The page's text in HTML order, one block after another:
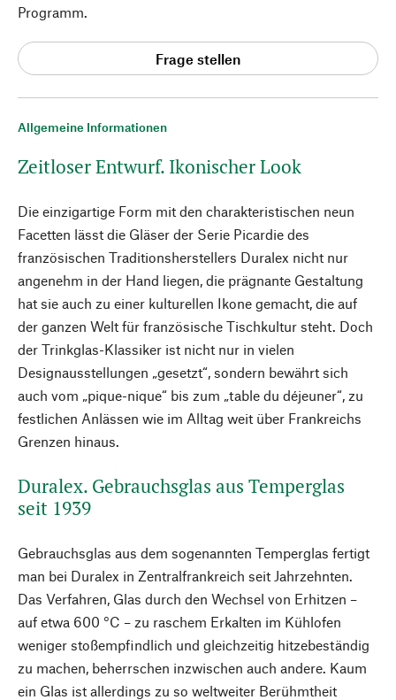
Allgemeine Informationen
Zeitloser Entwurf. Ikonischer Look
Die einzigartige Form mit den charakteristischen neun
Facetten lässt die Gläser der Serie Picardie des
französischen Traditionsherstellers Duralex nicht nur
angenehm in der Hand liegen, die prägnante Gestaltung
hat sie auch zu einer kulturellen Ikone gemacht, die auf
der ganzen Welt für französische Tischkultur steht. Doch
der Trinkglas-Klassiker ist nicht nur in vielen
Designausstellungen „gesetzt“, sondern bewährt sich
auch vom „pique-nique“ bis zum „table du déjeuner“, zu
festlichen Anlässen wie im Alltag weit über Frankreichs
Grenzen hinaus.
Duralex. Gebrauchsglas aus Temperglas
seit 1939
Gebrauchsglas aus dem sogenannten Temperglas fertigt
man bei Duralex in Zentralfrankreich seit Jahrzehnten.
Das Verfahren, Glas durch den Wechsel von Erhitzen –
auf etwa 600 °C – zu raschem Erkalten im Kühlofen
weniger stoßempfindlich und gleichzeitig hitzebeständig
zu machen, beherrschen inzwischen auch andere. Kaum
ein Glas ist allerdings zu so weltweiter Berühmtheit
Programm.
Frage stellen